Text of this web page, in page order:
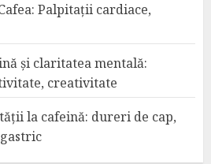
Palpitații cardiace,
și claritatea mentală:
creativitate
la cafeină: dureri de cap,